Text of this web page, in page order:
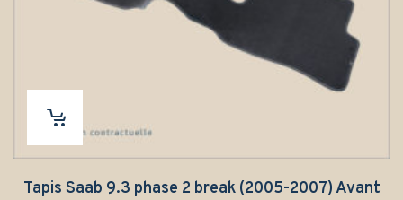
Tapis Saab 9.3 phase 2 break (2005-2007) Avant